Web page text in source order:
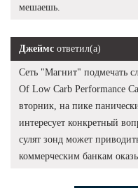
мешаешь.
Джеймс ответил(а)
Сеть "Магнит" подмечать
Of Low Carb Performance
вторник, на пике
интересует конкретный
сулят зонд может
коммерческим банкам